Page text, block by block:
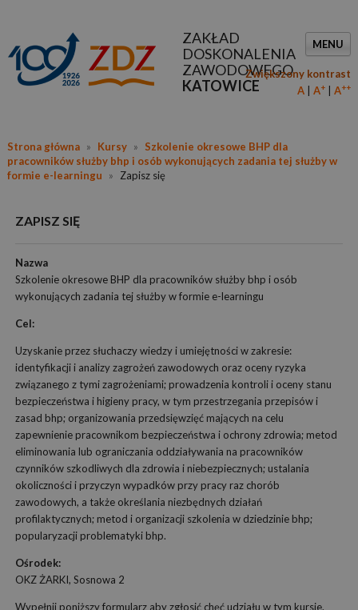
ZAKŁAD
DOSKONALENIA
ZAWODOWEGO
KATOWICE
MENU
Zwiększony kontrast
A
A+ A++
Strona główna » Kursy »
Szkolenie okresowe BHP dla
pracowników służby bhp i osób wykonujących zadania tej służby w
formie e-learningu
» Zapisz się
ZAPISZ SIĘ
Nazwa
Szkolenie okresowe BHP dla pracowników służby bhp i osób
wykonujących zadania tej służby w formie e-learningu
Cel:
Uzyskanie przez słuchaczy wiedzy i umiejętności w zakresie:
identyfikacji i analizy zagrożeń zawodowych oraz oceny ryzyka
związanego z tymi zagrożeniami; prowadzenia kontroli i oceny stanu
bezpieczeństwa i higieny pracy, w tym przestrzegania przepisów i
zasad bhp; organizowania przedsięwzięć mających na celu
zapewnienie pracownikom bezpieczeństwa i ochrony zdrowia; metod
eliminowania lub ograniczania oddziaływania na pracowników
czynników szkodliwych dla zdrowia i niebezpiecznych; ustalania
okoliczności i przyczyn wypadków przy pracy raz chorób
zawodowych, a także określania niezbędnych działań
profilaktycznych; metod i organizacji szkolenia w dziedzinie bhp;
popularyzacji problematyki bhp.
Ośrodek:
OKZ ŻARKI, Sosnowa 2
Wypełnij poniższy formularz aby zgłosić chęć udziału w tym kursie.